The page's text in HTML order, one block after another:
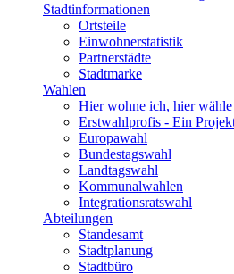
Stadtinformationen
Ortsteile
Einwohnerstatistik
Partnerstädte
Stadtmarke
Wahlen
Hier wohne ich, hier
Erstwahlprofis - Ein
Europawahl
Bundestagswahl
Landtagswahl
Kommunalwahlen
Integrationsratswahl
Abteilungen
Standesamt
Stadtplanung
Stadtbüro